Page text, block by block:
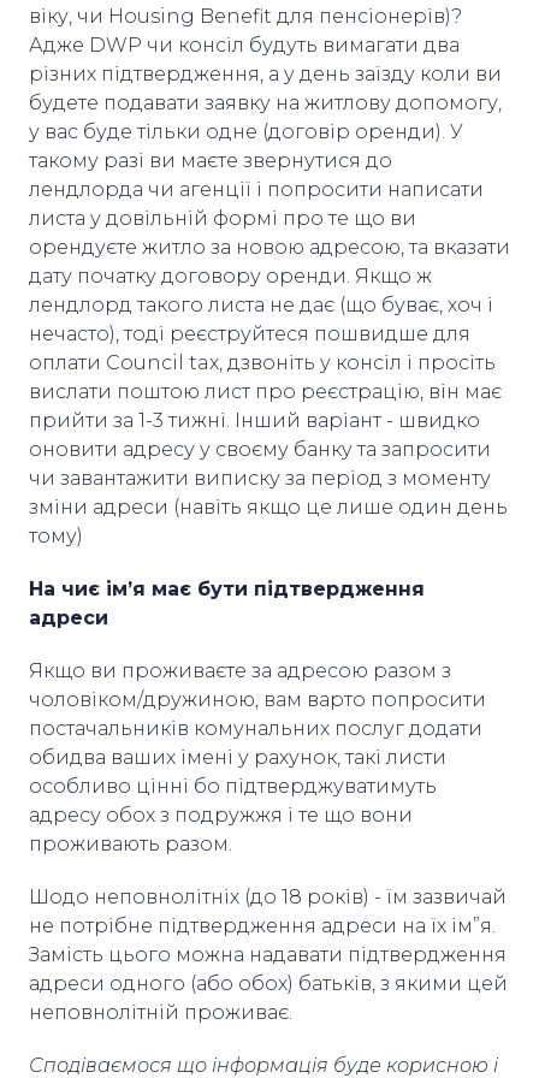
віку, чи Housing Benefit для пенсіонерів)?
Адже DWP чи консіл будуть вимагати два
різних підтвердження, а у день заїзду коли ви
будете подавати заявку на житлову допомогу,
у вас буде тільки одне (договір оренди). У
такому разі ви маєте звернутися до
лендлорда чи агенції і попросити написати
листа у довільній формі про те що ви
орендуєте житло за новою адресою, та вказати
дату початку договору оренди. Якщо ж
лендлорд такого листа не дає (що буває, хоч і
нечасто), тоді реєструйтеся пошвидше для
оплати Council tax, дзвоніть у консіл і просіть
вислати поштою лист про реєстрацію, він має
прийти за 1-3 тижні. Інший варіант - швидко
оновити адресу у своєму банку та запросити
чи завантажити виписку за період з моменту
зміни адреси (навіть якщо це лише один день
тому)
На чиє ім’я має бути підтвердження
адреси
Якщо ви проживаєте за адресою разом з
чоловіком/дружиною, вам варто попросити
постачальників комунальних послуг додати
обидва ваших імені у рахунок, такі листи
особливо цінні бо підтверджуватимуть
адресу обох з подружжя і те що вони
проживають разом.
Шодо неповнолітніх (до 18 років) - їм зазвичай
не потрібне підтвердження адреси на їх ім”я.
Замість цього можна надавати підтвердження
адреси одного (або обох) батьків, з якими цей
неповнолітній проживає.
Сподіваємося що інформація буде корисною і